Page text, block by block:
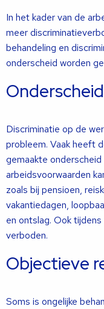
In het kader van de
meer
behandeling en
onderscheid worden
Discriminatie op de
probleem. Vaak heeft
gemaakte
arbeidsvoorwaarden
zoals bij pensioen,
vakantiedagen,
en ontslag. Ook
verboden.
Objectieve
Soms is ongelijke